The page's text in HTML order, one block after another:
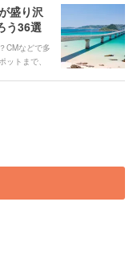
神鱧」を地
リラック
盛り沢
う36選
CMなどで多
トまで、